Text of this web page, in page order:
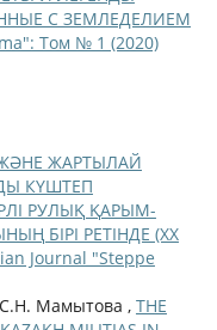
С ЗЕМЛЕДЕЛИЕМ
Том № 1 (2020)
ЖАРТЫЛАЙ
КҮШТЕП
РУЛЫҚ ҚАРЫМ-
БІРІ РЕТІНДЕ (ХХ
Journal "Steppe
Мамытова , THE